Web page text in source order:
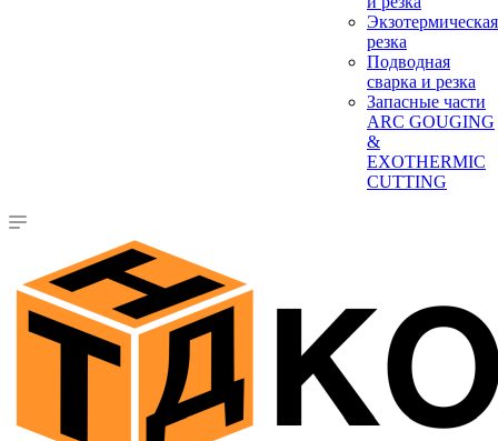
Экзотермическая
резка
Подводная
сварка и резка
Запасные части
ARC GOUGING
&
EXOTHERMIC
CUTTING